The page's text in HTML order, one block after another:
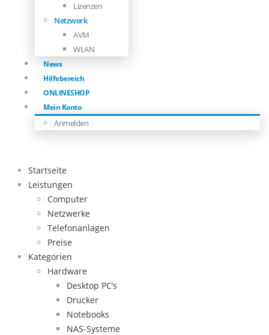
Lizenzen
Netzwerk
AVM
WLAN
News
Hilfebereich
ONLINESHOP
Mein Konto
Anmelden
Startseite
Leistungen
Computer
Netzwerke
Telefonanlagen
Preise
Kategorien
Hardware
Desktop PC’s
Drucker
Notebooks
NAS-Systeme